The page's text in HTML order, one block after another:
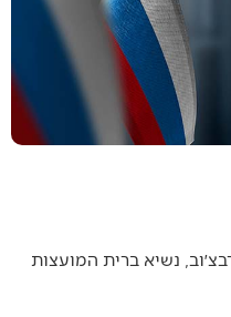
נשיא ברית המועצות